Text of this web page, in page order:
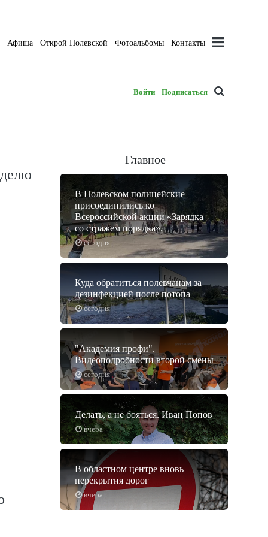
Афиша Открой Полевской Фотоальбомы Контакты
Войти Подписаться
Главное
сегодня
В Полевском полицейские
присоединились ко
Всероссийской акции «Зарядка
со стражем порядка».
сегодня
Куда обратиться полевчанам за
дезинфекцией после потопа
сегодня
"Академия профи".
Видеоподробности второй смены
вчера
Делать, а не бояться. Иван Попов
вчера
В областном центре вновь
перекрытия дорог